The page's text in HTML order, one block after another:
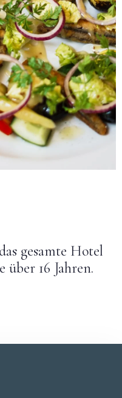
gesamte Hotel
über 16 Jahren.